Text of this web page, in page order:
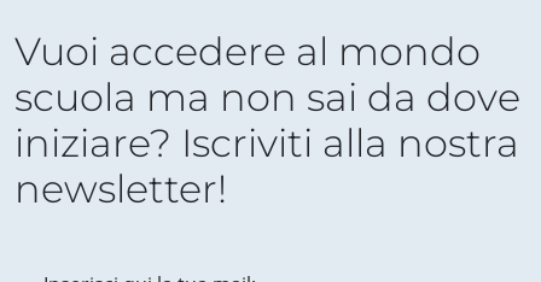
Vuoi accedere al mondo
scuola ma non sai da dove
iniziare? Iscriviti alla nostra
newsletter!